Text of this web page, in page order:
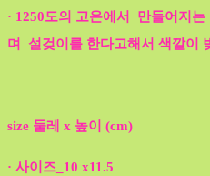
· 1250도의 고온에서 만들어지
며 설겆이를 한다고해서 색깔이
size 둘레 x 높이 (cm)
· 사이즈_10 x11.5